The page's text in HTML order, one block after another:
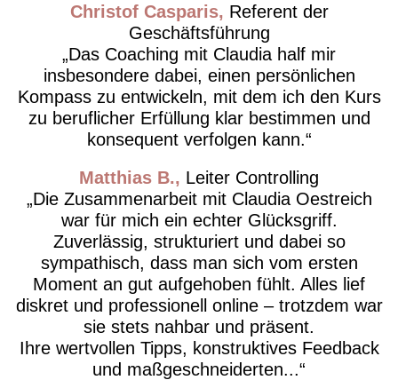
Christof Casparis
Referent der
Geschäftsführung
Das Coaching mit Claudia half mir
insbesondere dabei, einen persönlichen
Kompass zu entwickeln, mit dem ich den Kurs
zu beruflicher Erfüllung klar bestimmen und
konsequent verfolgen kann.
Matthias B.
Leiter Controlling
Die Zusammenarbeit mit Claudia Oestreich
war für mich ein echter Glücksgriff.
Zuverlässig, strukturiert und dabei so
sympathisch, dass man sich vom ersten
Moment an gut aufgehoben fühlt. Alles lief
diskret und professionell online – trotzdem war
sie stets nahbar und präsent.
Ihre wertvollen Tipps, konstruktives Feedback
und maßgeschneiderten...